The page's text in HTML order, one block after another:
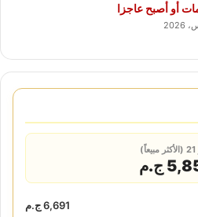
أو أصبح عاجزا
ج.م
6,691 ج.م